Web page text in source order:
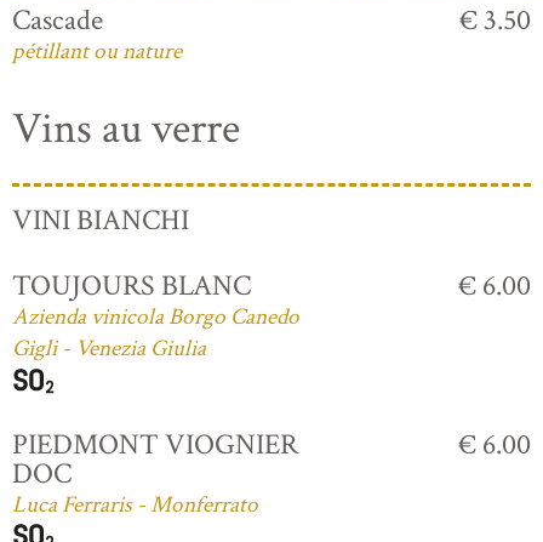
Cascade
pétillant ou nature
€ 3.50
Vins au verre
VINI BIANCHI
TOUJOURS BLANC
Azienda vinicola Borgo Canedo
Gigli - Venezia Giulia
€ 6.00
PIEDMONT VIOGNIER
DOC
Luca Ferraris - Monferrato
€ 6.00